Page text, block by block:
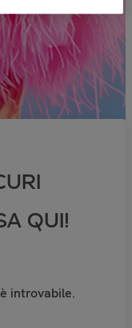
QUI!
introvabile.